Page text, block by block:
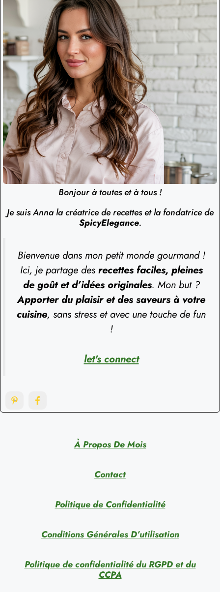
Bonjour à toutes et à tous !
Je suis Anna la créatrice de recettes et la fondatrice de
SpicyElegance.
Bienvenue dans mon petit monde gourmand !
Ici, je partage des recettes faciles, pleines
de goût et d’idées originales. Mon but ?
Apporter du plaisir et des saveurs à votre
cuisine, sans stress et avec une touche de fun
!
let's connect
À Propos De Mois
Contact
Politique de Confidentialité
Conditions Générales D’utilisation
Politique de confidentialité du RGPD et du
CCPA